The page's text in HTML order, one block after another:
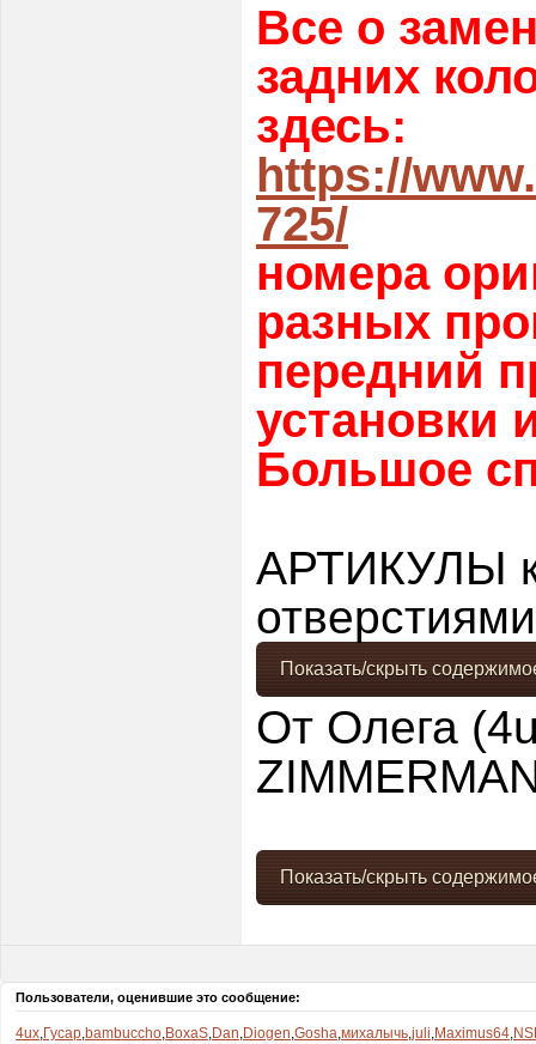
Все о
задних
здесь:
https://
725/
номера
разных
передний
установки
Большое
АРТИКУЛЫ
Показать/скрыть
От Олега
Показать/скрыть
Пользователи, оценившие это сообщение:
4ux,Гусар,bambuccho,BoxaS,Dan,Diogen,Gosha,михалычь,juli,Maximus64,